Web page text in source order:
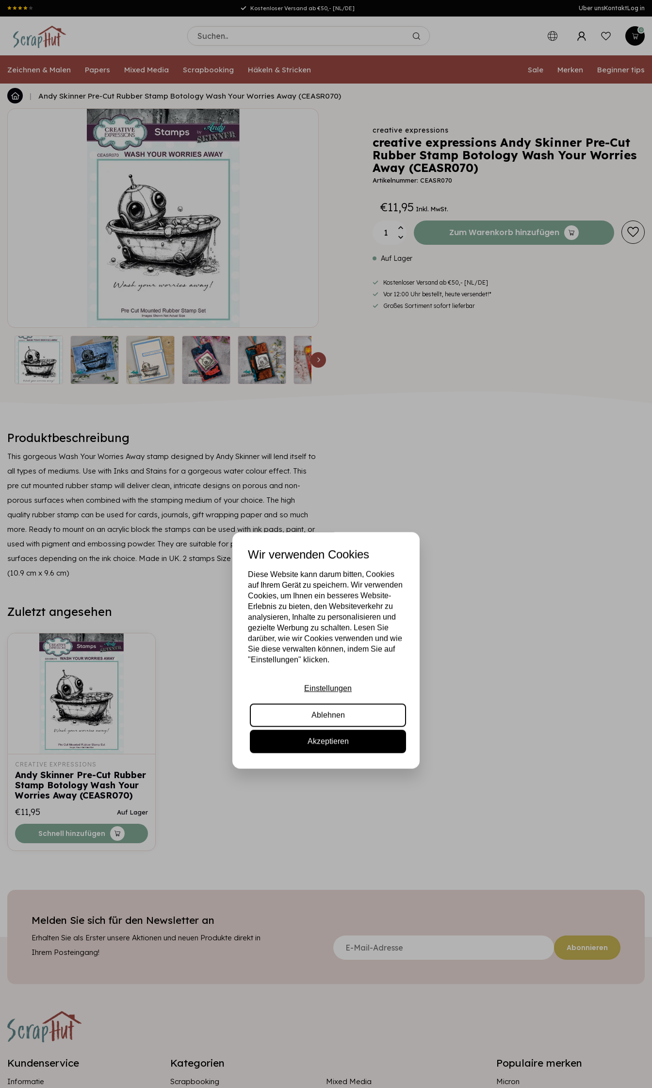
Kostenloser Versand ab €50,- [NL/DE] Uber unsKontaktLog in
0
Zeichnen & Malen Papers Mixed Media Scrapbooking Häkeln & Stricken Sale Merken Beginner tips
| Andy Skinner Pre-Cut Rubber Stamp Botology Wash Your Worries Away (CEASR070)
creative expressions
creative expressions Andy Skinner Pre-Cut
Rubber Stamp Botology Wash Your Worries
Away (CEASR070)
Artikelnummer: CEASR070
€11,95 Inkl. MwSt.
Zum Warenkorb hinzufügen
Auf Lager
Kostenloser Versand ab €50,- [NL/DE]
Vor 12:00 Uhr bestellt, heute versendet!*
Großes Sortiment sofort lieferbar
Produktbeschreibung
This gorgeous Wash Your Worries Away stamp designed by Andy Skinner will lend itself to
all types of mediums. Use with Inks and Stains for a gorgeous water colour effect. This
pre cut mounted rubber stamp will deliver clean, intricate designs on porous and non-
porous surfaces when combined with the stamping medium of your choice. The high
quality rubber stamp can be used for cards, journals, gift wrapping paper and so much
more. Ready to mount on an acrylic block the stamps can be used with ink pads, paint, or
used with pigment and embossing powder. They are suitable for paper, fabric and other
surfaces depending on the ink choice. Made in UK. 2 stamps Size approx 4.1 in x 4.1 in
(10.9 cm x 9.6 cm)
Zuletzt angesehen
CREATIVE EXPRESSIONS
Andy Skinner Pre-Cut Rubber
Stamp Botology Wash Your
Worries Away (CEASR070)
€11,95
Auf Lager
Schnell hinzufügen
Melden Sie sich für den Newsletter an
Erhalten Sie als Erster unsere Aktionen und neuen Produkte direkt in
Ihrem Posteingang!
Abonnieren
Kundenservice
Informatie
Kategorien
Scrapbooking Mixed Media
Populaire merken
Micron
Wir verwenden Cookies
Diese Website kann darum bitten, Cookies
auf Ihrem Gerät zu speichern. Wir verwenden
Cookies, um Ihnen ein besseres Website-
Erlebnis zu bieten, den Websiteverkehr zu
analysieren, Inhalte zu personalisieren und
gezielte Werbung zu schalten. Lesen Sie
darüber, wie wir Cookies verwenden und wie
Sie diese verwalten können, indem Sie auf
"Einstellungen" klicken.
Einstellungen
Ablehnen
Akzeptieren